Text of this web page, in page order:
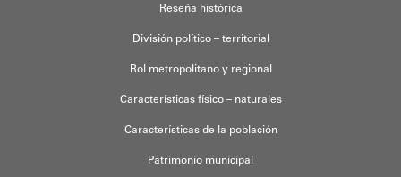
Reseña histórica
División político – territorial
Rol metropolitano y regional
Características físico – naturales
Características de la población
Patrimonio municipal